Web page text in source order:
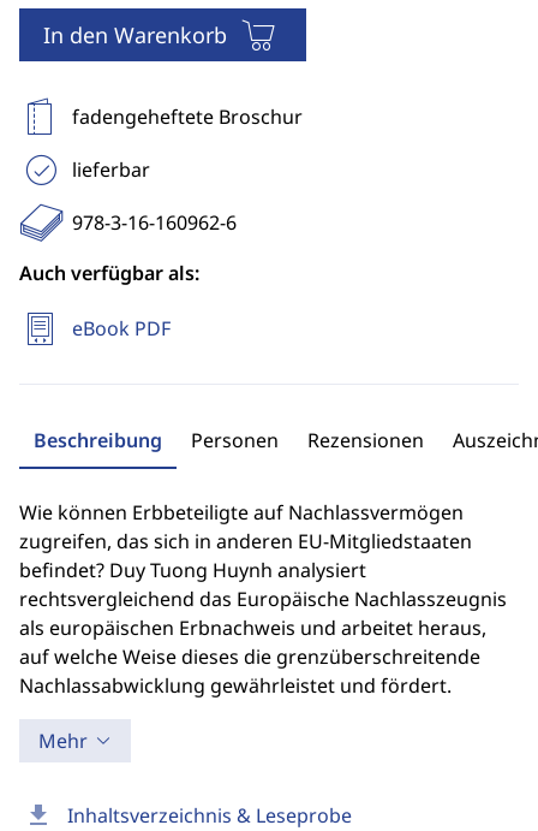
download Inhaltsverzeichnis & Leseprobe
In den Warenkorb
fadengeheftete Broschur
lieferbar
978-3-16-160962-6
Auch verfügbar als:
eBook PDF
Beschreibung Personen Rezensionen
Wie können Erbbeteiligte auf Nachlassvermögen
zugreifen, das sich in anderen EU-Mitgliedstaaten
befindet? Duy Tuong Huynh analysiert
rechtsvergleichend das Europäische Nachlasszeugnis
als europäischen Erbnachweis und arbeitet heraus,
auf welche Weise dieses die grenzüberschreitende
Nachlassabwicklung gewährleistet und fördert.
Mehr